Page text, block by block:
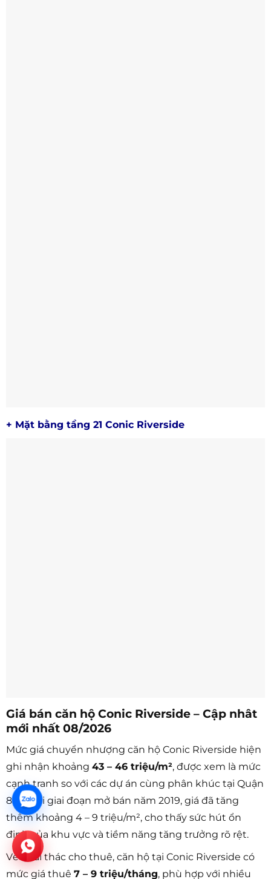
+ Mặt bằng tầng 21 Conic Riverside
Giá bán căn hộ Conic Riverside – Cập nhât
mới nhất 08/2026
Mức giá chuyển nhượng căn hộ Conic Riverside hiện
ghi nhận khoảng 43 – 46 triệu/m², được xem là mức
cạnh tranh so với các dự án cùng phân khúc tại Quận
8. So với giai đoạn mở bán năm 2019, giá đã tăng
thêm khoảng 4 – 9 triệu/m², cho thấy sức hút ổn
định của khu vực và tiềm năng tăng trưởng rõ rệt.
Về khai thác cho thuê, căn hộ tại Conic Riverside có
mức giá thuê 7 – 9 triệu/tháng, phù hợp với nhiều